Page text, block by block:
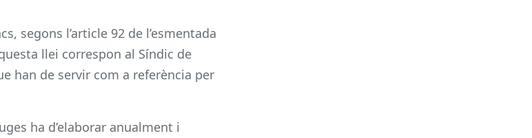
segons l’article 92 de l’esmentada
llei correspon al Síndic de
han de servir com a referència per
ha d’elaborar anualment i